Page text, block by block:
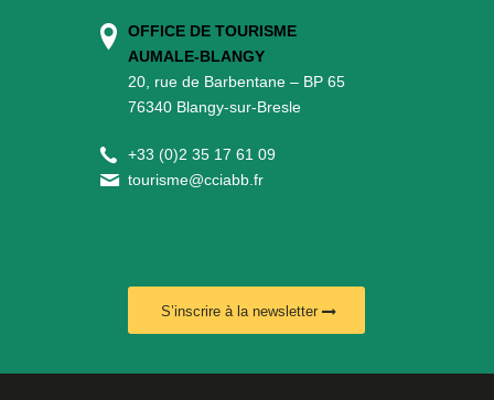
OFFICE DE TOURISME
AUMALE-BLANGY
20, rue de Barbentane – BP 65
76340 Blangy-sur-Bresle
+33 (0)2 35 17 61 09
tourisme@cciabb.fr
S’inscrire à la newsletter